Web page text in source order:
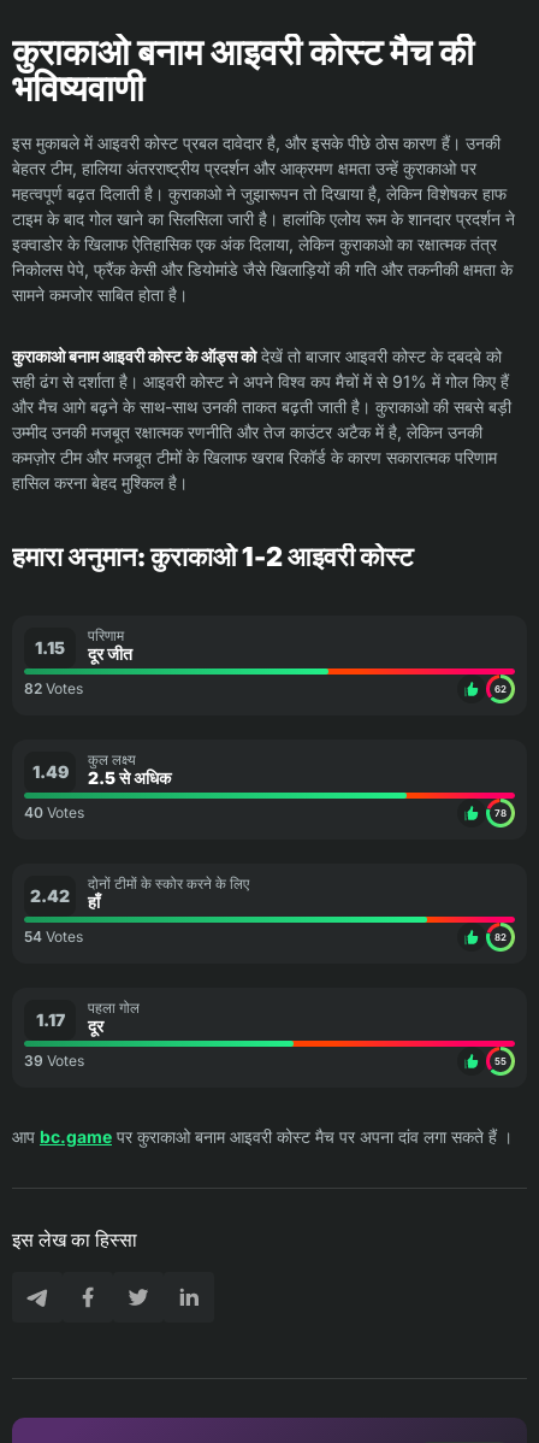
कुराकाओ बनाम आइवरी कोस्ट मैच की
भविष्यवाणी
इस मुकाबले में आइवरी कोस्ट प्रबल दावेदार है, और इसके पीछे ठोस कारण हैं। उनकी
बेहतर टीम, हालिया अंतरराष्ट्रीय प्रदर्शन और आक्रमण क्षमता उन्हें कुराकाओ पर
महत्वपूर्ण बढ़त दिलाती है। कुराकाओ ने जुझारूपन तो दिखाया है, लेकिन विशेषकर हाफ
टाइम के बाद गोल खाने का सिलसिला जारी है। हालांकि एलोय रूम के शानदार प्रदर्शन ने
इक्वाडोर के खिलाफ ऐतिहासिक एक अंक दिलाया, लेकिन कुराकाओ का रक्षात्मक तंत्र
निकोलस पेपे, फ्रैंक केसी और डियोमांडे जैसे खिलाड़ियों की गति और तकनीकी क्षमता के
सामने कमजोर साबित होता है।
कुराकाओ बनाम आइवरी कोस्ट के ऑड्स कोदेखें तो बाजार आइवरी कोस्ट के दबदबे को
सही ढंग से दर्शाता है। आइवरी कोस्ट ने अपने विश्व कप मैचों में से 91% में गोल किए हैं
और मैच आगे बढ़ने के साथ-साथ उनकी ताकत बढ़ती जाती है। कुराकाओ की सबसे बड़ी
उम्मीद उनकी मजबूत रक्षात्मक रणनीति और तेज काउंटर अटैक में है, लेकिन उनकी
कमज़ोर टीम और मजबूत टीमों के खिलाफ खराब रिकॉर्ड के कारण सकारात्मक परिणाम
हासिल करना बेहद मुश्किल है।
हमारा अनुमान: कुराकाओ 1-2 आइवरी कोस्ट
1.15
परिणाम
दूर जीत
82 Votes 62
1.49
कुल लक्ष्य
2.5 से अधिक
40 Votes 78
2.42
दोनों टीमों के स्कोर करने के लिए
हाँ
54 Votes 82
1.17
पहला गोल
दूर
39 Votes 55
आप bc.game पर कुराकाओ बनाम आइवरी कोस्ट मैच पर अपना दांव लगा सकते हैं ।
इस लेख का हिस्सा